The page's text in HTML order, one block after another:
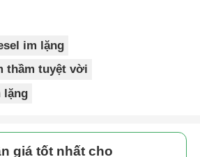
im lặng
thầm tuyệt vời
lặng
giá tốt nhất cho